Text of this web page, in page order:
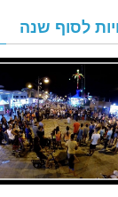
לסוף שנה